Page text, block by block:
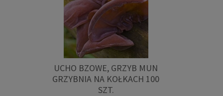
UCHO BZOWE, GRZYB MUN
GRZYBNIA NA KOŁKACH 100
SZT.